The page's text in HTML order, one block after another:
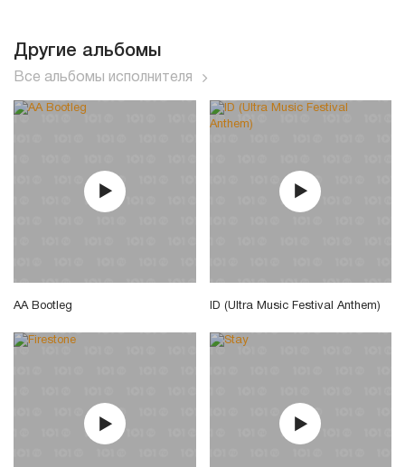
Другие альбомы
Все альбомы исполнителя
AA Bootleg ID (Ultra Music Festival Anthem)